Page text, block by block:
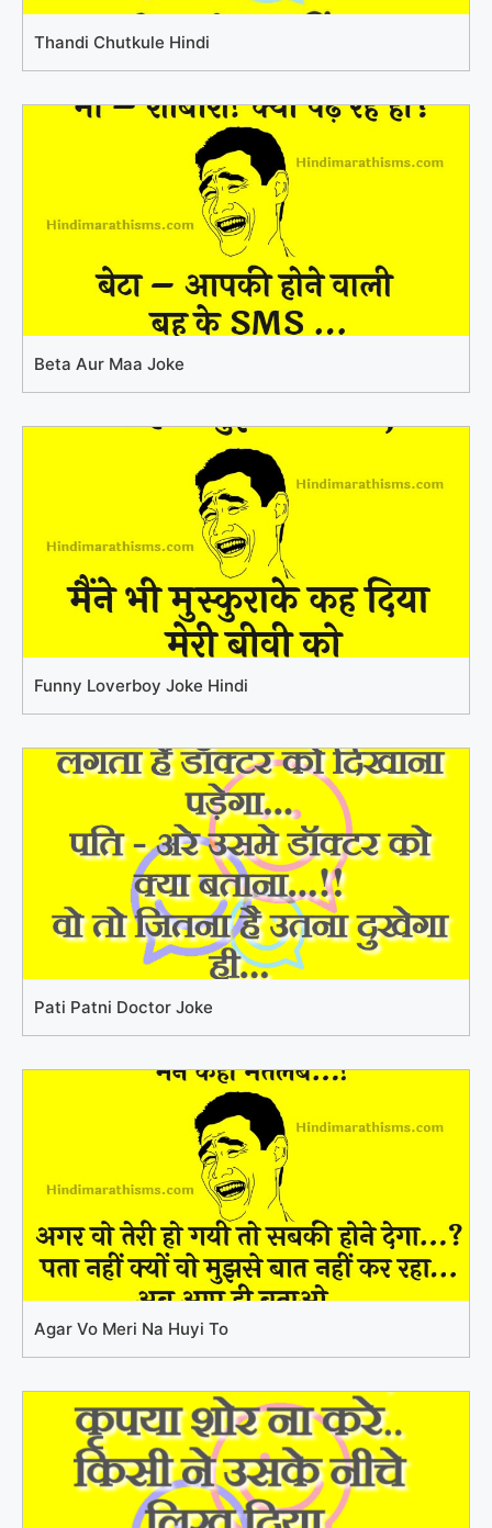
Thandi Chutkule Hindi
Beta Aur Maa Joke
Funny Loverboy Joke Hindi
Pati Patni Doctor Joke
Agar Vo Meri Na Huyi To